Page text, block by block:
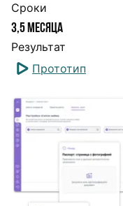
Сроки
3,5 месяца
Результат
Прототип